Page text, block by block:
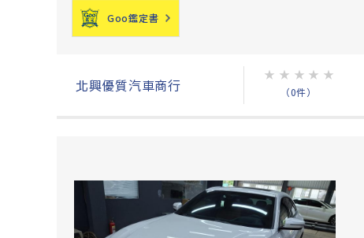
Goo鑑定書
北興優質汽車商行
★ ★ ★ ★ ★
（0件）